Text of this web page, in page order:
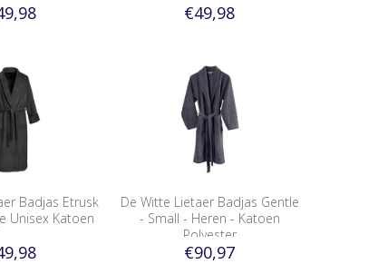
€49,98
Badjas Etrusk
Unisex Katoen
De Witte Lietaer Badjas Gentle
- Small - Heren - Katoen
Polyester
€90,97